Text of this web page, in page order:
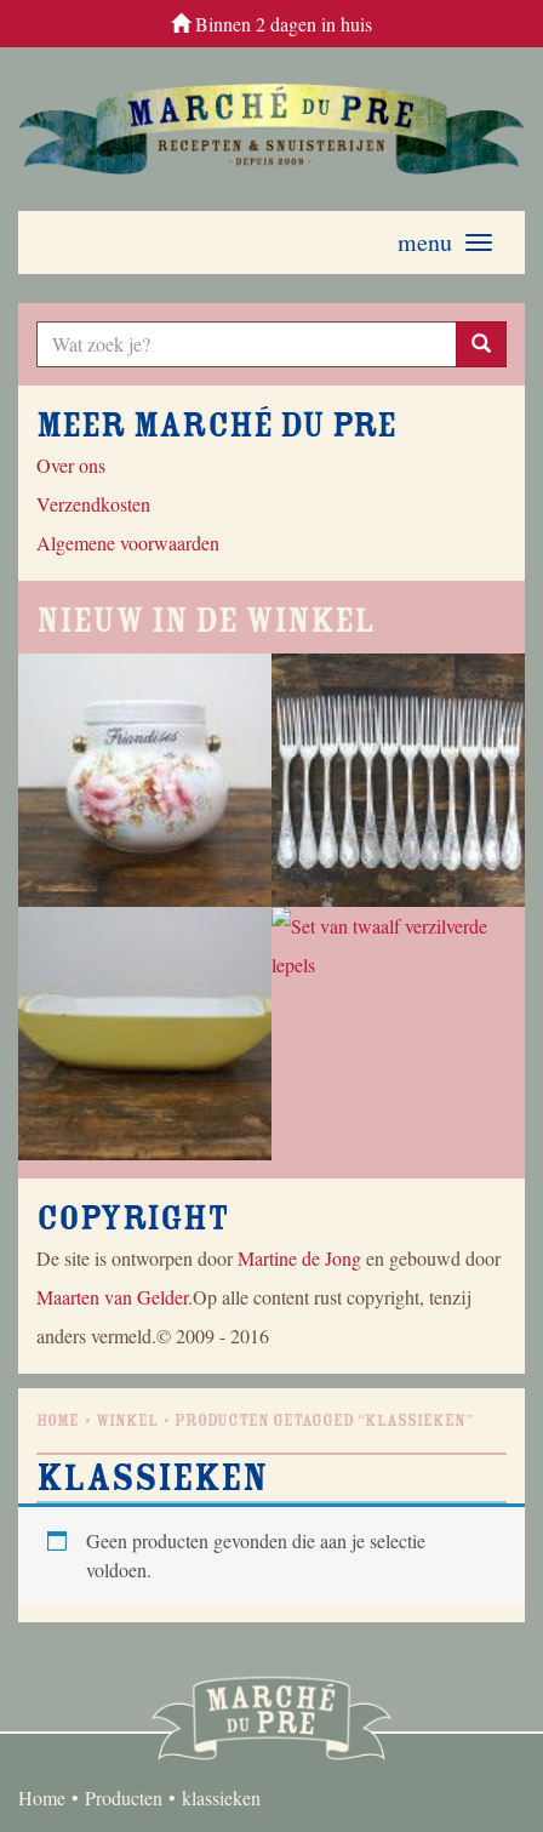
Binnen 2 dagen in huis
Toggle
menu
Meer Marché du Pre
Over ons
Verzendkosten
Algemene voorwaarden
Nieuw in de winkel
Copyright
De site is ontworpen doorMartine de Jongen gebouwd door
Maarten van Gelder.Op alle content rust copyright, tenzij
anders vermeld.© 2009 - 2016
Home Winkel Producten getagged “klassieken”
klassieken
Geen producten gevonden die aan je selectie
voldoen.
Home Producten klassieken